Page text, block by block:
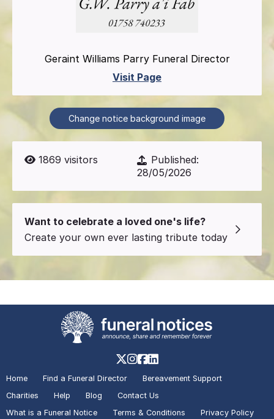
Geraint Williams Parry Funeral Director
Visit Page
Change notice background image
1869 visitors
Published:
28/05/2026
Want to celebrate a loved one's life?
Create your own ever lasting tribute today
Home Find a Funeral Director
Bereavement Support
Charities
Help Blog
Contact Us
What is a Funeral Notice
Terms & Conditions Privacy Policy